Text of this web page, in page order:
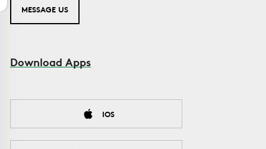
MESSAGE US
Download Apps
IOS